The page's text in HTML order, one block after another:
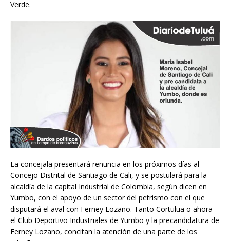
Verde.
La concejala presentará renuncia en los próximos días al
Concejo Distrital de Santiago de Cali, y se postulará para la
alcaldía de la capital Industrial de Colombia, según dicen en
Yumbo, con el apoyo de un sector del petrismo con el que
disputará el aval con Ferney Lozano. Tanto Cortulua o ahora
el Club Deportivo Industriales de Yumbo y la precandidatura de
Ferney Lozano, concitan la atención de una parte de los